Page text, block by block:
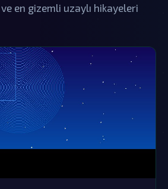
en gizemli uzaylı hikayeleri